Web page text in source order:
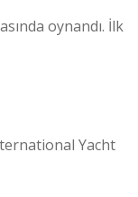
oynandı. İlk
Yacht